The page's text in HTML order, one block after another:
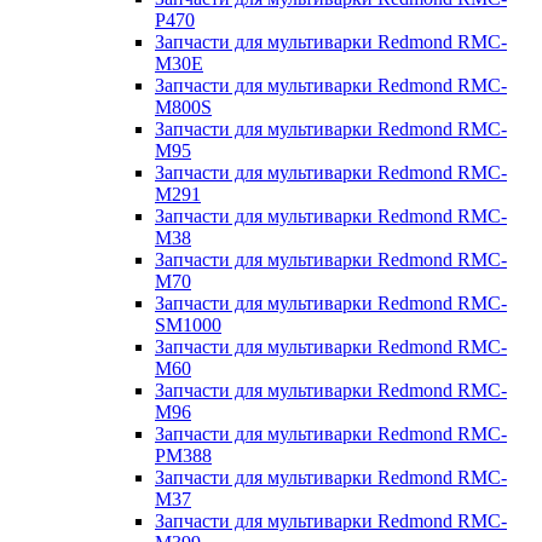
P470
Запчасти для мультиварки Redmond RMC-
M30E
Запчасти для мультиварки Redmond RMC-
M800S
Запчасти для мультиварки Redmond RMC-
M95
Запчасти для мультиварки Redmond RMC-
M291
Запчасти для мультиварки Redmond RMC-
M38
Запчасти для мультиварки Redmond RMC-
M70
Запчасти для мультиварки Redmond RMC-
SM1000
Запчасти для мультиварки Redmond RMC-
M60
Запчасти для мультиварки Redmond RMC-
M96
Запчасти для мультиварки Redmond RMC-
PM388
Запчасти для мультиварки Redmond RMC-
M37
Запчасти для мультиварки Redmond RMC-